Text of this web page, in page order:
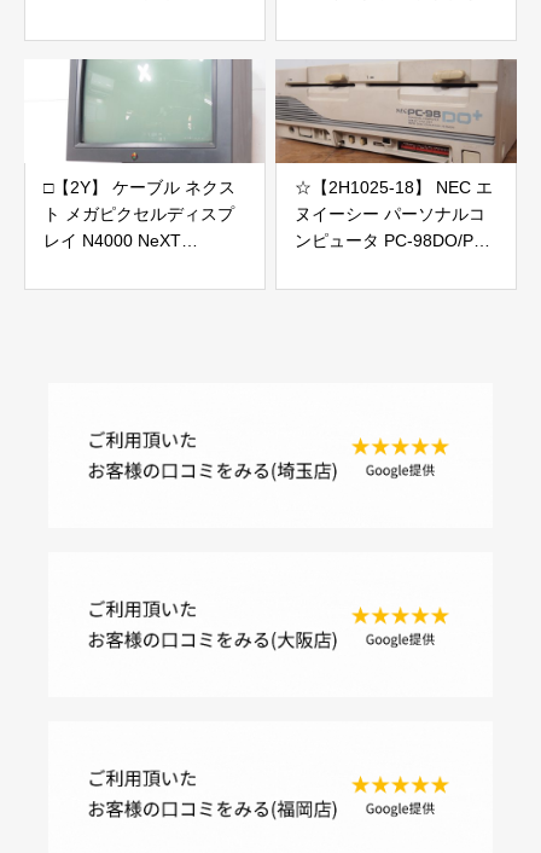
ャンク
ンク
□【2Y】 ケーブル ネクス
ト メガピクセルディスプ
レイ N4000 NeXT
ク
☆【2H1025-18】 NEC エ
ヌイーシー パーソナルコ
ンピュータ PC-98DO/P